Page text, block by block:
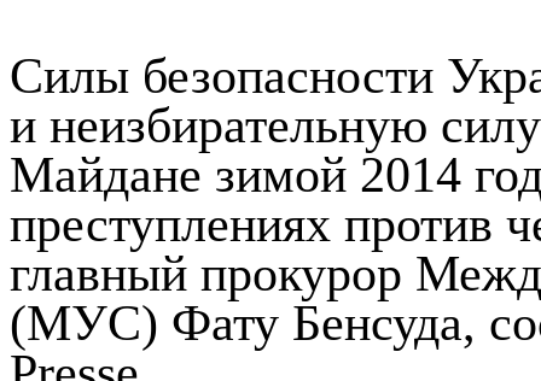
Силы безопасности
и неизбирательную
Майдане зимой 2014
преступлениях против